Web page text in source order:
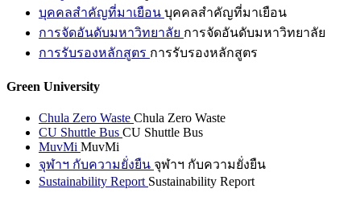
บุคคลสำคัญที่มาเยือน บุคคลสำคัญที่มาเยือน
การจัดอันดับมหาวิทยาลัย การจัดอันดับมหาวิทยาลัย
การรับรองหลักสูตร การรับรองหลักสูตร
Green University
Chula Zero Waste Chula Zero Waste
CU Shuttle Bus CU Shuttle Bus
MuvMi MuvMi
จุฬาฯ กับความยั่งยืน จุฬาฯ กับความยั่งยืน
Sustainability Report Sustainability Report